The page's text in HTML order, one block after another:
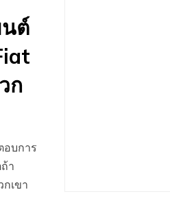
ต์
ก
บการ
า
เขา